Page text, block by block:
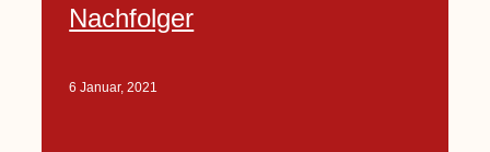
Nachfolger
6 Januar, 2021